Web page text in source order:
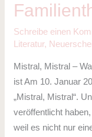
Schreibe einen
Literatur,
Mistral, Mistral –
ist Am 10. Januar
„Mistral, Mistral“.
veröffentlicht
weil es nicht nur